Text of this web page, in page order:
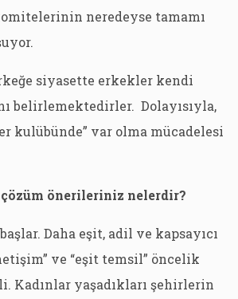
neredeyse tamamı
siyasette erkekler kendi
belirlemektedirler. Dolayısıyla,
kulübünde” var olma mücadelesi
önerileriniz nelerdir?
Daha eşit, adil ve kapsayıcı
ve “eşit temsil” öncelik
Kadınlar yaşadıkları şehirlerin